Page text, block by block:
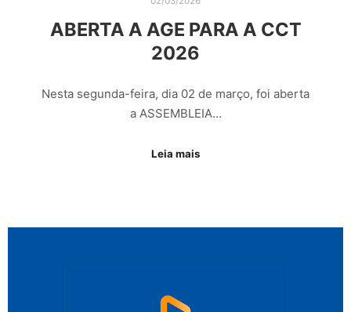
ABERTA A AGE PARA A CCT
2026
Nesta segunda-feira, dia 02 de março, foi aberta
a ASSEMBLEIA…
Leia mais